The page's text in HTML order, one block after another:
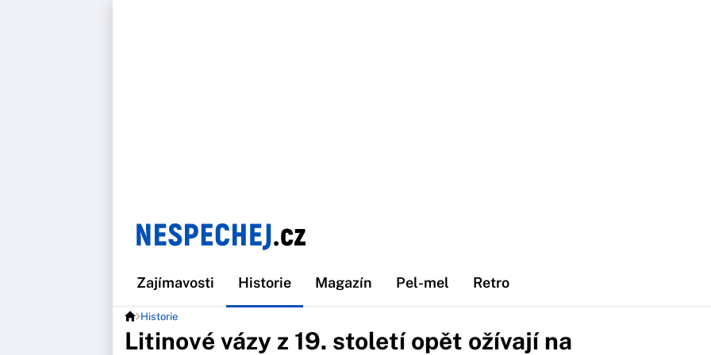
Zajímavosti Historie Magazín Pel-mel Retro
Historie
Litinové vázy z 19. století opět ožívají na